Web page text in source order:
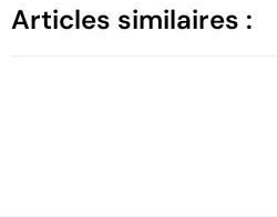
Articles similaires :